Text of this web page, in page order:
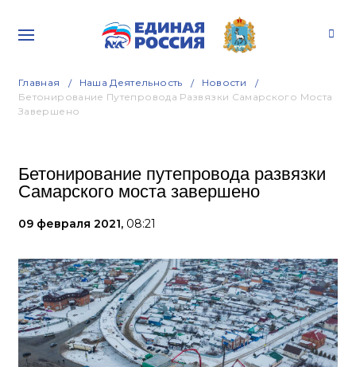
Главная Наша Деятельность
Новости
Бетонирование Путепровода Развязки Самарского Моста
Завершено
Бетонирование путепровода развязки
Самарского моста завершено
09 февраля 2021, 08:21